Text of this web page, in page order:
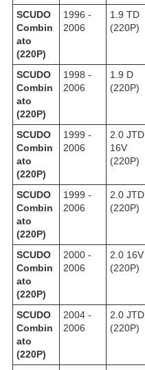
SCUDO
Combin
ato
(220P)
1996 -
2006
1.9 TD
(220P)
SCUDO
Combin
ato
(220P)
1998 -
2006
1.9 D
(220P)
SCUDO
Combin
ato
(220P)
1999 -
2006
2.0 JTD
16V
(220P)
SCUDO
Combin
ato
(220P)
1999 -
2006
2.0 JTD
(220P)
SCUDO
Combin
ato
(220P)
2000 -
2006
2.0 16V
(220P)
SCUDO
Combin
ato
(220P)
2004 -
2006
2.0 JTD
(220P)